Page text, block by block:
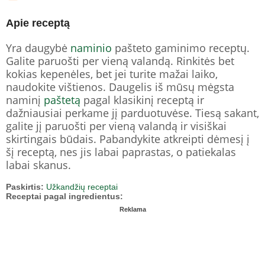
Apie receptą
Yra daugybė naminio pašteto gaminimo receptų.
Galite paruošti per vieną valandą. Rinkitės bet
kokias kepenėles, bet jei turite mažai laiko,
naudokite vištienos. Daugelis iš mūsų mėgsta
naminį paštetą pagal klasikinį receptą ir
dažniausiai perkame jį parduotuvėse. Tiesą sakant,
galite jį paruošti per vieną valandą ir visiškai
skirtingais būdais. Pabandykite atkreipti dėmesį į
šį receptą, nes jis labai paprastas, o patiekalas
labai skanus.
Paskirtis: Užkandžių receptai
Receptai pagal ingredientus:
Reklama